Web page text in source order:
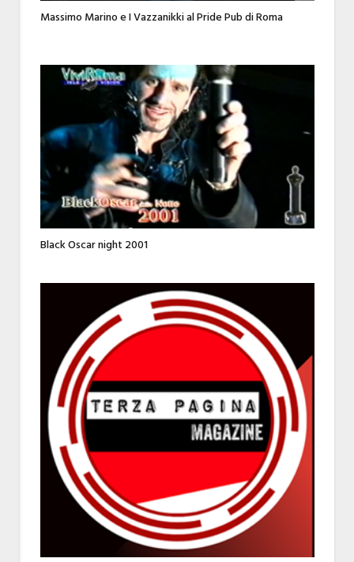
Massimo Marino e I Vazzanikki al Pride Pub di Roma
Black Oscar night 2001